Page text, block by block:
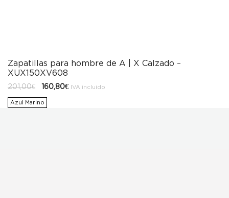
Zapatillas para hombre de A | X Calzado –
XUX150XV608
201,00€
El
original
era:
160,80€ElIVA incluido
Azul Marino